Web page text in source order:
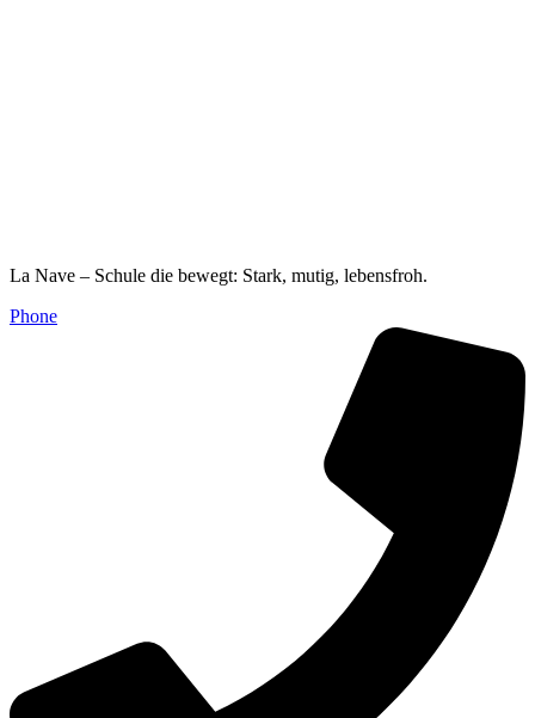
La Nave – Schule die bewegt: Stark, mutig, lebensfroh.
Phone